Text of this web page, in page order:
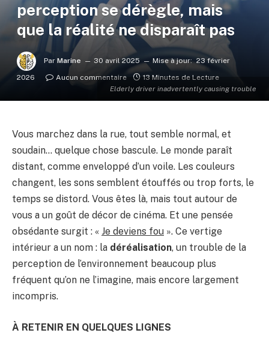
Elderly driver inadvertently causing trouble
perception se dérègle, mais
que la réalité ne disparaît pas
Par Marine 30 avril 2025 Mise à jour: 23 février
2026
Aucun commentaire 13 Minutes de Lecture
Vous marchez dans la rue, tout semble normal, et
soudain… quelque chose bascule. Le monde paraît
distant, comme enveloppé d’un voile. Les couleurs
changent, les sons semblent étouffés ou trop forts, le
temps se distord. Vous êtes là, mais tout autour de
vous a un goût de décor de cinéma. Et une pensée
obsédante surgit : « Je deviens fou ». Ce vertige
intérieur a un nom : la déréalisation, un trouble de la
perception de l’environnement beaucoup plus
fréquent qu’on ne l’imagine, mais encore largement
incompris.
À RETENIR EN QUELQUES LIGNES